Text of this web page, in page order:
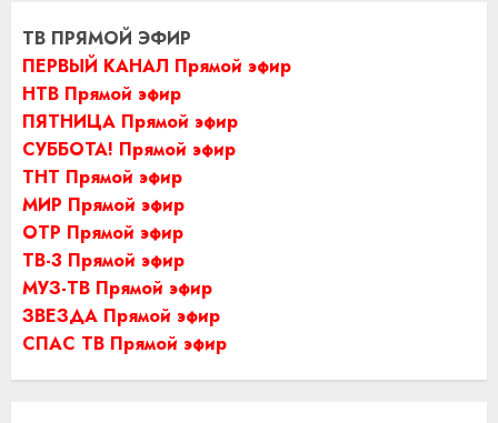
ТВ ПРЯМОЙ ЭФИР
ПЕРВЫЙ КАНАЛ Прямой эфир
НТВ Прямой эфир
ПЯТНИЦА Прямой эфир
СУББОТА! Прямой эфир
ТНТ Прямой эфир
МИР Прямой эфир
ОТР Прямой эфир
ТВ-3 Прямой эфир
МУЗ-ТВ Прямой эфир
ЗВЕЗДА Прямой эфир
СПАС ТВ Прямой эфир